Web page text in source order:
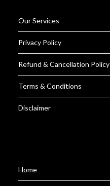
Our Services
Privacy Policy
Refund & Cancellation Policy
Terms & Conditions
Disclaimer
Home